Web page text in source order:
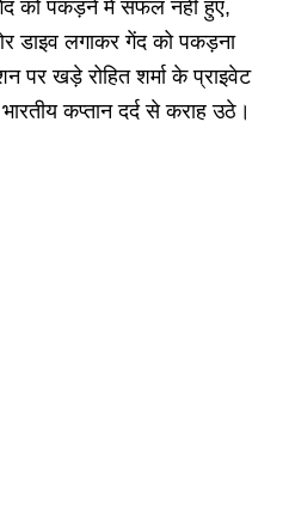
को पकड़ने में सफल नहीं हुए,
डाइव लगाकर गेंद को पकड़ना
पर खड़े रोहित शर्मा के प्राइवेट
कप्तान दर्द से कराह उठे।